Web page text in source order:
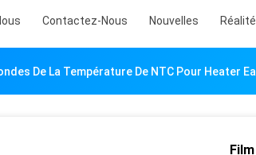
Contactez-Nous Nouvelles
De La Température De NTC Pour Heater